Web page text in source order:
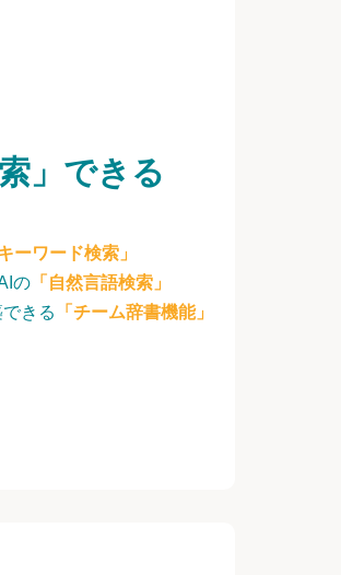
」できる
キーワード検索」
の 「自然言語検索」
きる
「チーム辞書機能」